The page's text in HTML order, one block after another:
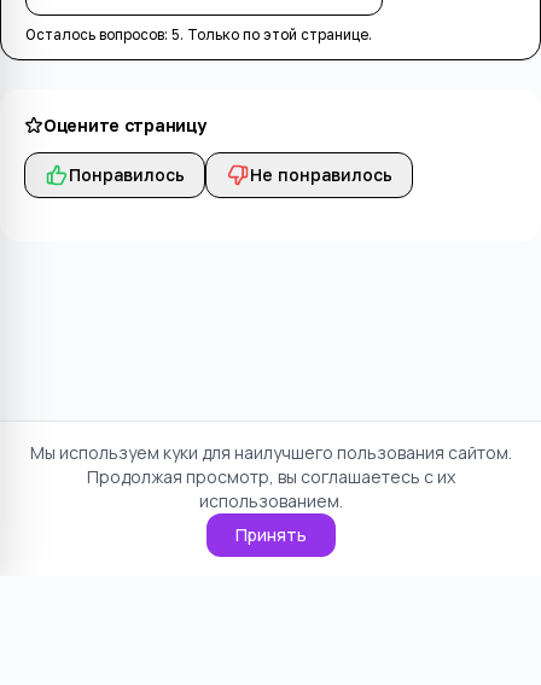
Осталось вопросов: 5. Только по этой странице.
Оцените страницу
Понравилось Не понравилось
Мы используем куки для наилучшего пользования сайтом.
Продолжая просмотр, вы соглашаетесь с их
использованием.
Принять